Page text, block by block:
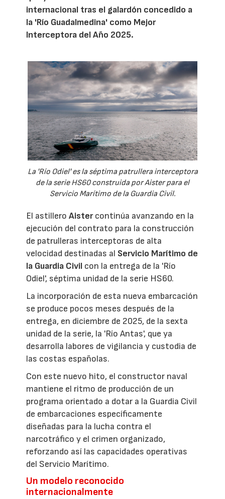
internacional tras el galardón concedido a
la 'Río Guadalmedina' como Mejor
Interceptora del Año 2025.
La 'Río Odiel' es la séptima patrullera interceptora
de la serie HS60 construida por Aister para el
Servicio Marítimo de la Guardia Civil.
El astilleroAistercontinúa avanzando en la
ejecución del contrato para la construcción
de patrulleras interceptoras de alta
velocidad destinadas al Servicio Marítimo de
la Guardia Civil con la entrega de la 'Río
Odiel', séptima unidad de la serie HS60.
La incorporación de esta nueva embarcación
se produce pocos meses después de la
entrega, en diciembre de 2025, de la sexta
unidad de la serie, la 'Río Antas', que ya
desarrolla labores de vigilancia y custodia de
las costas españolas.
Con este nuevo hito, el constructor naval
mantiene el ritmo de producción de un
programa orientado a dotar a la Guardia Civil
de embarcaciones específicamente
diseñadas para la lucha contra el
narcotráfico y el crimen organizado,
reforzando así las capacidades operativas
del Servicio Marítimo.
Un modelo reconocido
internacionalmente